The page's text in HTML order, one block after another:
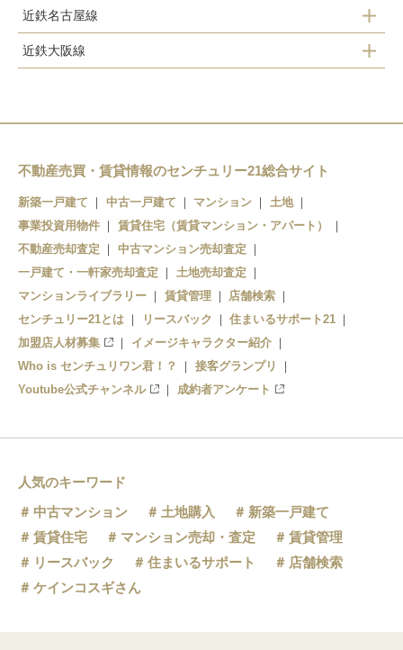
伊勢中川
近鉄名古屋線
伊勢中川
近鉄大阪線
伊勢石橋
川合高岡
伊勢中川
不動産売買・賃貸情報のセンチュリー21総合サイト
新築一戸建て 中古一戸建て マンション
土地
事業投資用物件
賃貸住宅（賃貸マンション・アパート）
不動産売却査定
中古マンション売却査定
一戸建て・一軒家売却査定
土地売却査定
マンションライブラリー
賃貸管理
店舗検索
センチュリー21とは
リースバック
住まいるサポート21
加盟店人材募集
イメージキャラクター紹介
Who is センチュリワン君！？
接客グランプリ
Youtube公式チャンネル
成約者アンケート
人気のキーワード
中古マンション
土地購入
新築一戸建て
賃貸住宅
マンション売却・査定
賃貸管理
リースバック
住まいるサポート
店舗検索
ケインコスギさん